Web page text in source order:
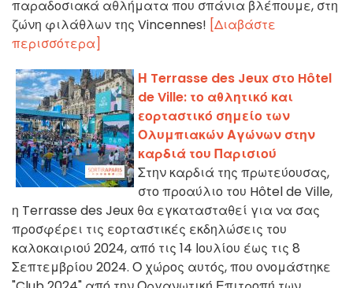
παραδοσιακά αθλήματα που σπάνια βλέπουμε, στη
ζώνη φιλάθλων της Vincennes! [Διαβάστε
περισσότερα]
Η Terrasse des Jeux στο Hôtel
de Ville: το αθλητικό και
εορταστικό σημείο των
Ολυμπιακών Αγώνων στην
καρδιά του Παρισιού
Στην καρδιά της πρωτεύουσας,
στο προαύλιο του Hôtel de Ville,
η Terrasse des Jeux θα εγκατασταθεί για να σας
προσφέρει τις εορταστικές εκδηλώσεις του
καλοκαιριού 2024, από τις 14 Ιουλίου έως τις 8
Σεπτεμβρίου 2024. Ο χώρος αυτός, που ονομάστηκε